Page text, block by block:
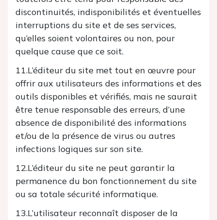
discontinuités, indisponibilités et éventuelles
interruptions du site et de ses services,
qu’elles soient volontaires ou non, pour
quelque cause que ce soit.
11.L’éditeur du site met tout en œuvre pour
offrir aux utilisateurs des informations et des
outils disponibles et vérifiés, mais ne saurait
être tenue responsable des erreurs, d’une
absence de disponibilité des informations
et/ou de la présence de virus ou autres
infections logiques sur son site.
12.L’éditeur du site ne peut garantir la
permanence du bon fonctionnement du site
ou sa totale sécurité informatique.
13.L’utilisateur reconnaît disposer de la